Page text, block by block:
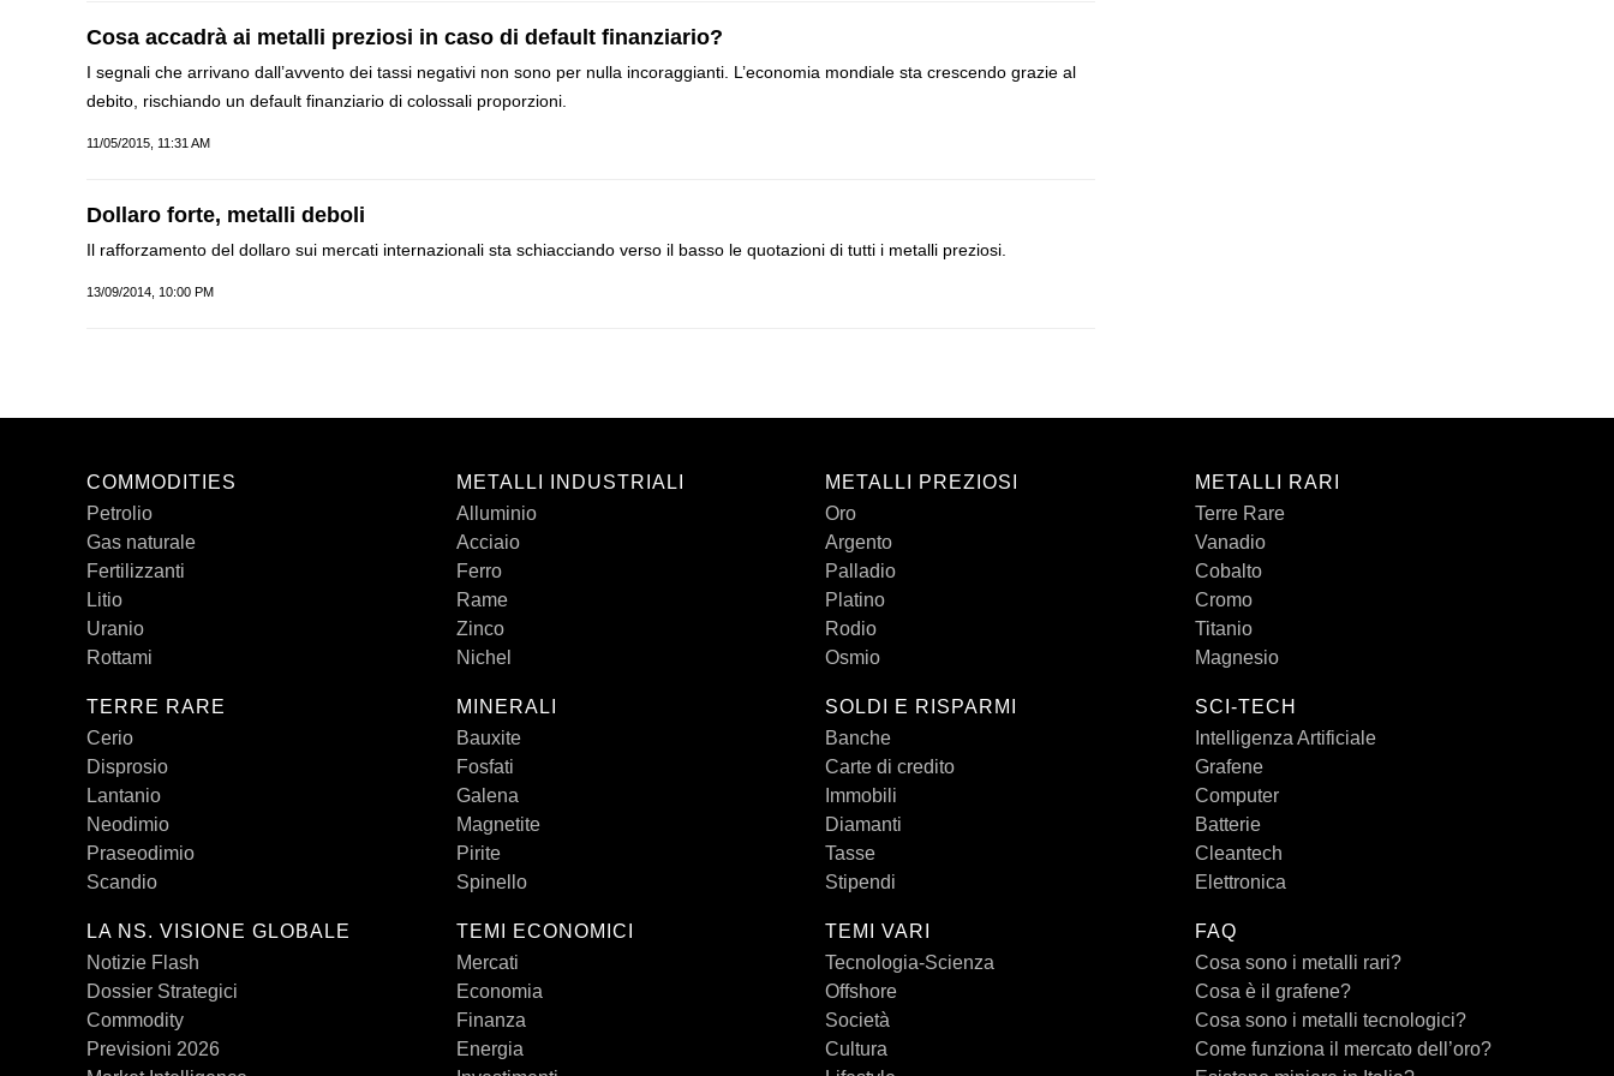
Cosa accadrà ai metalli preziosi in caso di default finanziario?
I segnali che arrivano dall’avvento dei tassi negativi non sono per nulla incoraggianti. L’economia mondiale sta crescendo grazie al
debito, rischiando un default finanziario di colossali proporzioni.
11/05/2015, 11:31 AM
Dollaro forte, metalli deboli
Il rafforzamento del dollaro sui mercati internazionali sta schiacciando verso il basso le quotazioni di tutti i metalli preziosi.
13/09/2014, 10:00 PM
COMMODITIES
Petrolio
Gas naturale
Fertilizzanti
Litio
Uranio
Rottami
TERRE RARE
Cerio
Disprosio
Lantanio
Neodimio
Praseodimio
Scandio
LA NS. VISIONE GLOBALE
Notizie Flash
Dossier Strategici
Commodity
Previsioni 2026
METALLI INDUSTRIALI
Alluminio
Acciaio
Ferro
Rame
Zinco
Nichel
MINERALI
Bauxite
Fosfati
Galena
Magnetite
Pirite
Spinello
TEMI ECONOMICI
Mercati
Economia
Finanza
Energia
METALLI PREZIOSI
Oro
Argento
Palladio
Platino
Rodio
Osmio
SOLDI E RISPARMI
Banche
Carte di credito
Immobili
Diamanti
Tasse
Stipendi
TEMI VARI
Tecnologia-Scienza
Offshore
Società
Cultura
METALLI RARI
Terre Rare
Vanadio
Cobalto
Cromo
Titanio
Magnesio
SCI-TECH
Intelligenza Artificiale
Grafene
Computer
Batterie
Cleantech
Elettronica
FAQ
Cosa sono i metalli rari?
Cosa è il grafene?
Cosa sono i metalli tecnologici?
Come funziona il mercato dell’oro?